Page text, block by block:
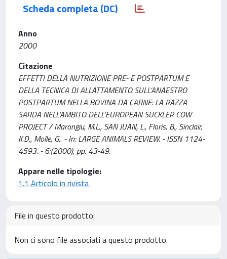
Scheda completa (DC)
Anno
2000
Citazione
EFFETTI DELLA NUTRIZIONE PRE- E POSTPARTUM E
DELLA TECNICA DI ALLATTAMENTO SULL’ANAESTRO
POSTPARTUM NELLA BOVINA DA CARNE: LA RAZZA
SARDA NELL’AMBITO DELL’EUROPEAN SUCKLER COW
PROJECT / Marongiu, M.L., SAN JUAN, L., Floris, B., Sinclair,
K.D., Molle, G.. - In: LARGE ANIMALS REVIEW. - ISSN 1124-
4593. - 6:(2000), pp. 43-49.
Appare nelle tipologie:
1.1 Articolo in rivista
File in questo prodotto:
Non ci sono file associati a questo prodotto.